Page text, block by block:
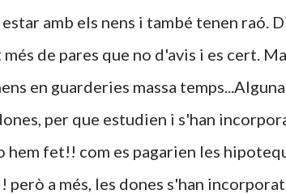
amb els nens i també tenen raó.
de pares que no d'avis i es cert.
en guarderies massa
per que estudien i s'han
hem fet!! com es pagarien les
però a més, les dones s'han